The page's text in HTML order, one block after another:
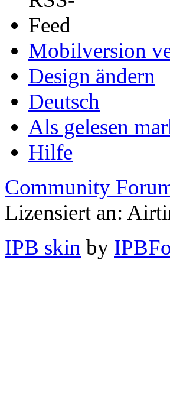
Mobilversion
Design ändern
Deutsch
Als gelesen
Hilfe
Community
Lizensiert an:
IPB skin by